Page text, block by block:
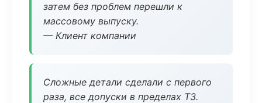
затем без проблем перешли к
массовому выпуску.
— Клиент компании
Сложные детали сделали с первого
раза, все допуски в пределах ТЗ.